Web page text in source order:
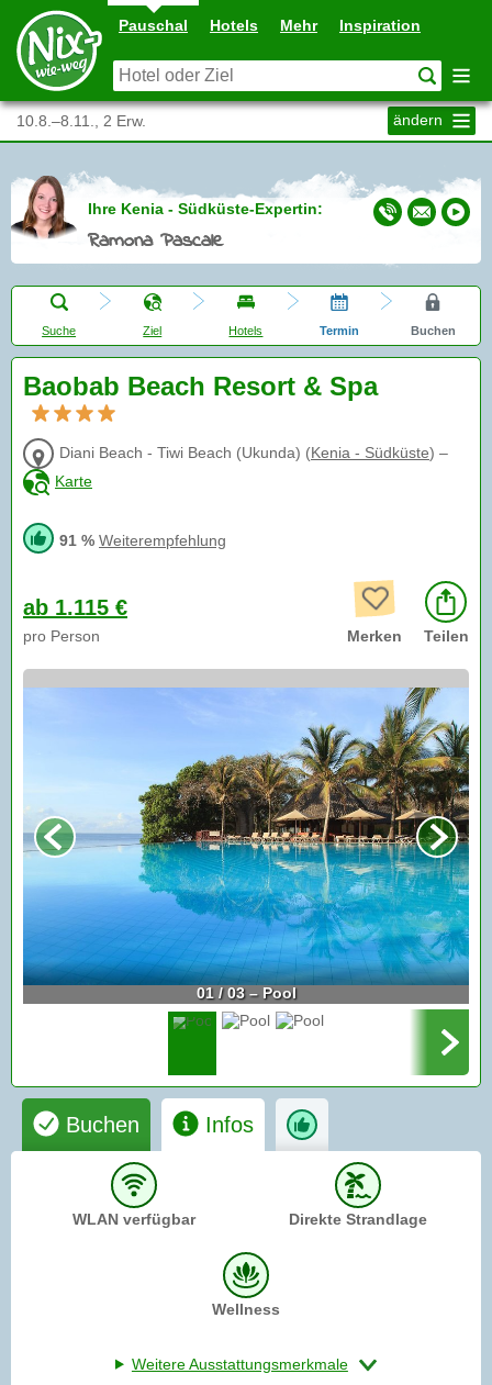
Pauschal Hotels Mehr Inspiration
10.8.–8.11., 2 Erw. ändern
Ihre Kenia - Südküste-Expertin:
Ramona Pascale
Suche Ziel Hotels Termin Buchen
Baobab Beach Resort & Spa
Diani Beach - Tiwi Beach (Ukunda) (Kenia - Südküste) –
Karte
91 % Weiterempfehlung
ab 1.115 €
pro Person Merken Teilen
01 / 03 – Pool
Buchen Infos
WLAN verfügbar Direkte Strandlage
Wellness
Weitere Ausstattungsmerkmale